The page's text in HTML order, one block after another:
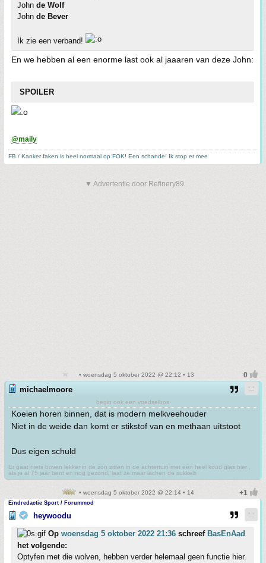
John de Wolf
John de Bever
Ik zie een verband!
En we hebben al een enorme last ook al jaaaren van deze John:
SPOILER
@maily
FB / Kanker faken is heel normaal op FOK! Een schande! Ik stop er mee
▼ Advertentie door Refinery89
• woensdag 5 oktober 2022 @ 22:12 • 13
michaelmoore
begin ook een voedselbos
Koeien horen binnen, dat is modern melkveehouder
Niet in de weide dan komt er stikstof van en methaan uitstoot
Dus eigen schuld
Er gaat niets boven lekker in de zon zitten in de achtertuin met een heel koud glas bier ,
als je al 75 jaar bent en nog gezond, laat ze maar lachen de sukkels
• woensdag 5 oktober 2022 @ 22:14 • 14
Eindredactie Sport / Forummod
heywoodu
Op woensdag 5 oktober 2022 21:36 schreef BasEnAad
het volgende:
Optyfen met die wolven, hebben verder helemaal geen functie hier.